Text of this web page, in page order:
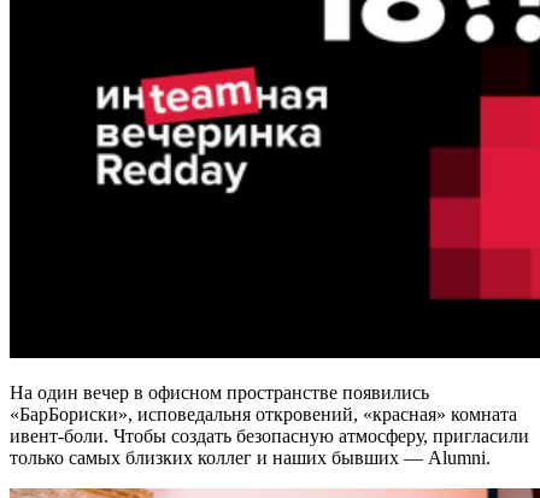
На один вечер в офисном пространстве появились
«БарБориски», исповедальня откровений, «красная» комната
ивент-боли. Чтобы создать безопасную атмосферу, пригласили
только самых близких коллег и наших бывших — Alumni.